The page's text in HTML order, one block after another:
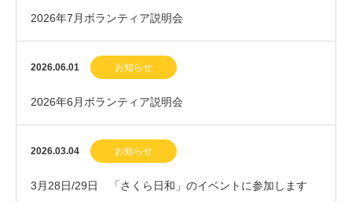
2026年7月ボランティア説明会
2026.06.01 お知らせ
2026年6月ボランティア説明会
2026.03.04 お知らせ
3月28日/29日 「さくら日和」のイベントに参加します